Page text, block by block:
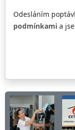
Odesláním
podmínkami a